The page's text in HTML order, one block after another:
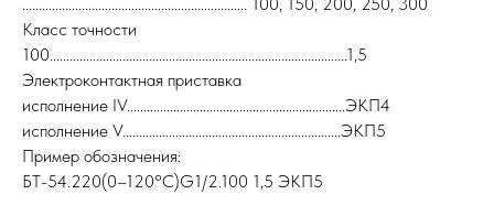
.................................................................... 100, 150, 200, 250, 300
Класс точности
100..........................................................................................1,5
Электроконтактная приставка
исполнение IV..................................................................ЭКП4
исполнение V..................................................................ЭКП5
Пример обозначения:
БТ-54.220(0–120°С)G1/2.100 1,5 ЭКП5